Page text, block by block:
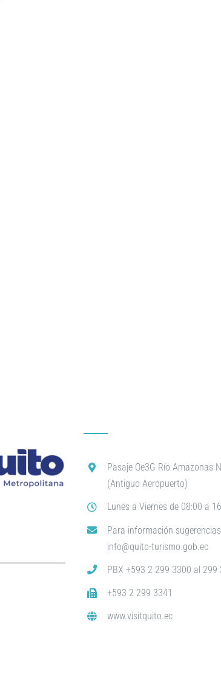
Pasaje Oe3G Río Amazonas
(Antiguo Aeropuerto)
Lunes a Viernes de 08:00 a
Para información
info@quito-turismo.gob.ec
PBX +593 2 299 3300 al 299
+593 2 299 3341
www.visitquito.ec